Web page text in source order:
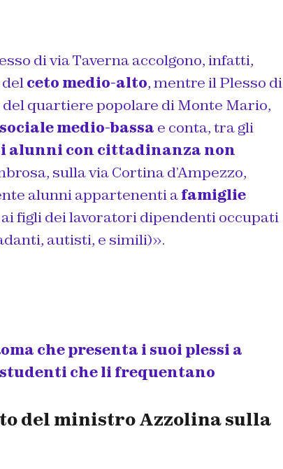
di via Taverna accolgono, infatti,
ceto medio-alto, mentre il Plesso di
quartiere popolare di Monte Mario,
medio-bassa e conta, tra gli
alunni con cittadinanza non
sulla via Cortina d’Ampezzo,
alunni appartenenti afamiglie
figli dei lavoratori dipendenti occupati
autisti, e simili)».
che presenta i suoi plessi a
studenti che li frequentano
del ministro Azzolina sulla